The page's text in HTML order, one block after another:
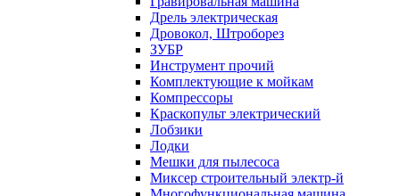
Дрель электрическая
Дровокол, Штроборез
ЗУБР
Инструмент прочий
Комплектующие к мойкам
Компрессоры
Краскопульт электрический
Лобзики
Лодки
Мешки для пылесоса
Миксер строительный электр-й